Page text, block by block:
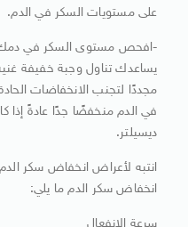
على مستويات السكر في الدم.
-افحص مستوى السكر في دمك
يساعدك تناول وجبة خفيفة
مجددًا لتجنب الانخفاضات
ديسيلتر.
انتبه لأعراض انخفاض سكر
انخفاض سكر الدم ما يلي: